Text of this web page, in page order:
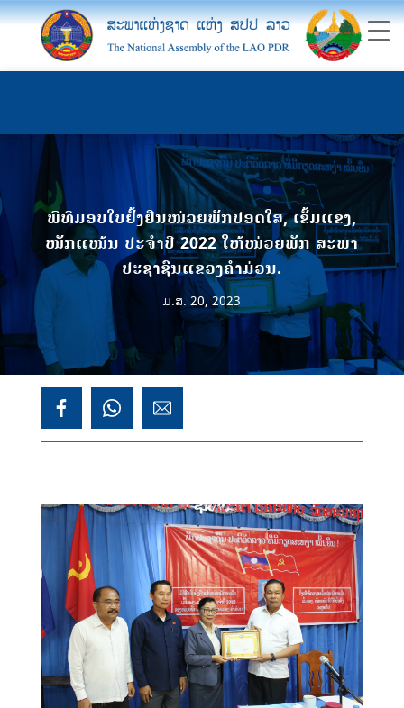
ພິທີມອບໃບຢັ້ງຢືນໜ່ວຍພັກປອດໃສ, ເຂັ້ມແຂງ,
ໜັກແໜ້ນ ປະຈຳປີ 2022 ໃຫ້ໜ່ວຍພັກ ສະພາ
ປະຊາຊົນແຂວງຄໍາມ່ວນ.
ມ.ສ. 20, 2023